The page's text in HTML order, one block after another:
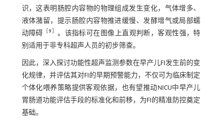
识，这表明肠腔内容物的物理组成发生变化，气体增多、
液体潴留，提示肠腔内容物推进缓慢、发酵增气或局部蠕
动障碍 ［9
。该指标可在图像上直观判断，客观性强，特
别适用于非专科超声人员的初步筛查。
因此，深入探讨功能性超声监测参数在早产儿FI发生前的变
化规律，并评估其对FI的早期预警能力，不仅可为临床制定
个体化喂养策略提供客观依据，也有望推动NICU中早产儿
胃肠道功能评估手段的标准化和前移，为FI的精准防控奠定
基础。